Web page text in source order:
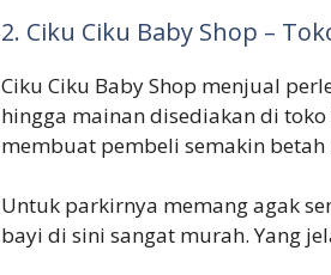
2. Ciku Ciku Baby Shop –
Ciku Ciku Baby Shop menjual
hingga mainan disediakan di
membuat pembeli semakin
Untuk parkirnya memang agak
bayi di sini sangat murah. Yang